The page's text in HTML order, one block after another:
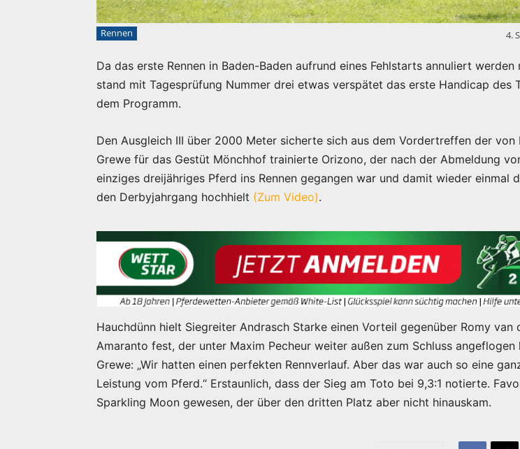
Rennen 4.
Da das erste Rennen in Baden-Baden aufrund eines Fehlstarts annuliert werden
stand mit Tagesprüfung Nummer drei etwas verspätet das erste Handicap des
dem Programm.
Den Ausgleich III über 2000 Meter sicherte sich aus dem Vordertreffen der von
Grewe für das Gestüt Mönchhof trainierte Orizono, der nach der Abmeldung
einziges dreijähriges Pferd ins Rennen gegangen war und damit wieder einmal
den Derbyjahrgang hochhielt (Zum Video).
Hauchdünn hielt Siegreiter Andrasch Starke einen Vorteil gegenüber Romy van
Amaranto fest, der unter Maxim Pecheur weiter außen zum Schluss angeflogen
Grewe: „Wir hatten einen perfekten Rennverlauf. Aber das war auch so eine
Leistung vom Pferd.“ Erstaunlich, dass der Sieg am Toto bei 9,3:1 notierte.
Sparkling Moon gewesen, der über den dritten Platz aber nicht hinauskam.